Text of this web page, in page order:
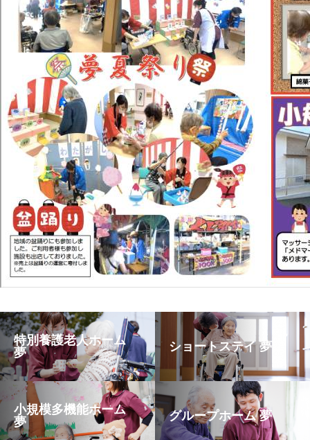
特別養護老人ホーム
夢
ショートステイ 夢
小規模多機能ホーム
夢
グループホーム 夢